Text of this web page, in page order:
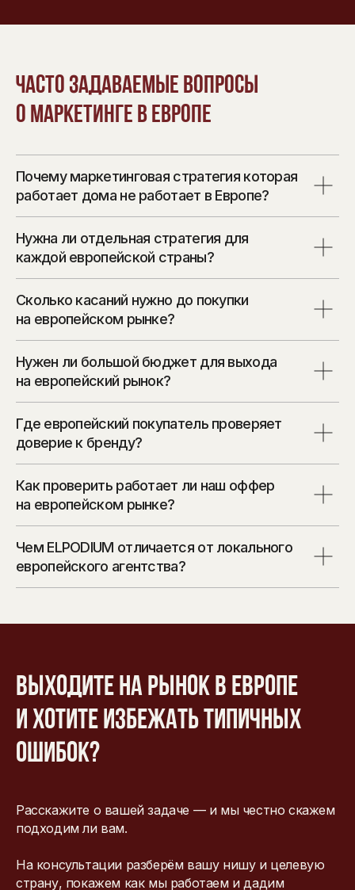
Часто задаваемые вопросы
о маркетинге в Европе
Почему маркетинговая стратегия которая
работает дома не работает в Европе?
Нужна ли отдельная стратегия для
каждой европейской страны?
Сколько касаний нужно до покупки
на европейском рынке?
Нужен ли большой бюджет для выхода
на европейский рынок?
Где европейский покупатель проверяет
доверие к бренду?
Как проверить работает ли наш оффер
на европейском рынке?
Чем ELPODIUM отличается от локального
европейского агентства?
Выходите на рынок в Европе
и хотите избежать типичных
ошибок?
Расскажите о вашей задаче — и мы честно скажем
подходим ли вам.
На консультации разберём вашу нишу и целевую
страну, покажем как мы работаем и дадим